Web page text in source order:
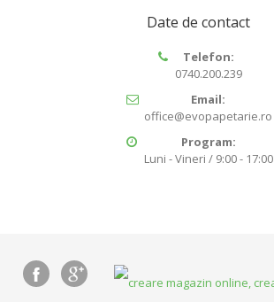
Date de contact
Telefon:
0740.200.239
Email:
office@evopapetarie.ro
Program:
Luni - Vineri / 9:00 - 17:00